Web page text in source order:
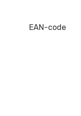
EAN-code